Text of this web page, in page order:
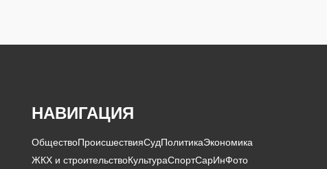
НАВИГАЦИЯ
ОбществоПроисшествияСудПолитикаЭкономика
ЖКХ и строительствоКультураСпортСарИнФото